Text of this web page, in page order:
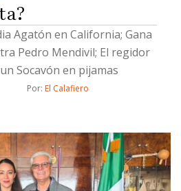
Agatón en California; Gana
Pedro Mendivil; El regidor
Socavón en pijamas
Por: El Calafiero